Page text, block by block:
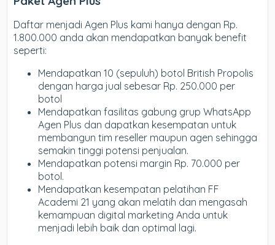
Daftar menjadi Agen Plus kami hanya dengan Rp.
1.800.000 anda akan mendapatkan banyak benefit
seperti:
Mendapatkan 10 (sepuluh) botol British Propolis
dengan harga jual sebesar Rp. 250.000 per
botol
Mendapatkan fasilitas gabung grup WhatsApp
Agen Plus dan dapatkan kesempatan untuk
membangun tim reseller maupun agen sehingga
semakin tinggi potensi penjualan.
Mendapatkan potensi margin Rp. 70.000 per
botol.
Mendapatkan kesempatan pelatihan FF
Academi 21 yang akan melatih dan mengasah
kemampuan digital marketing Anda untuk
menjadi lebih baik dan optimal lagi.